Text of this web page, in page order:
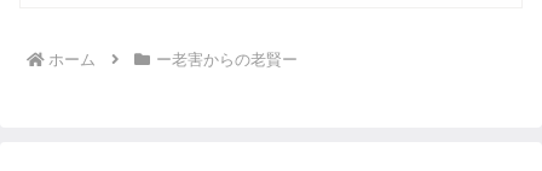
ホーム ー老害からの老賢ー